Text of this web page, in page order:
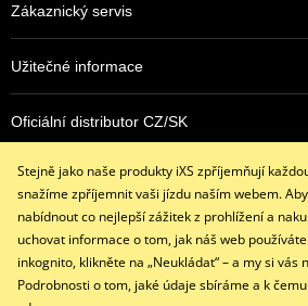
Velké Kevlar® strečové panely na
Strečový pas a zapínání na suchý zip
Spojovací zip YKK® 8VS
Přední zip YKK® 8VS
Kompatibilní s: BUNDA GS-1 ZG73001
PDF size chart GMS
PDF GMS SIZE
Zákaznický servis
Užitečné informace
Oficiální distributor CZ/SK
Kontaktujte nás
info@ixs-
Po - Pá (8:00 -
Stejně jako naše produkty iXS zpříjemňují
snažíme zpříjemnit vaši jízdu naším webem.
nabídnout co nejlepší zážitek z prohlížení a
uchovat informace o tom, jak náš web
inkognito, klikněte na „Neukládat“ – a my si vás
Podrobnosti o tom, jaké údaje sbíráme a k